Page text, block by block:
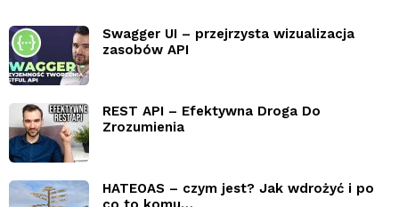
Swagger UI – przejrzysta wizualizacja
zasobów API
REST API – Efektywna Droga Do
Zrozumienia
HATEOAS – czym jest? Jak wdrożyć i po